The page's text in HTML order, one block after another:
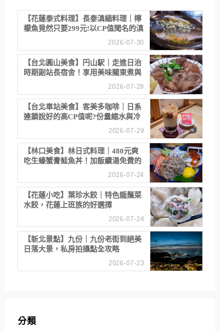
【花蓮泰式料理】長泰滇緬料理｜檸
檬魚竟然只要299元!以CP值聞名的滇
2026-07-30
【台北圓山美食】円山駅｜走進日治
時期副站長宿舍！享用美味關東煮與
2026-07-29
【台北車站美食】客美多咖啡｜日系
連鎖說好的高CP值呢?份量縮水與冷
2026-07-29
【林口美食】林日式料理｜480元爽
吃生蠔蟹膏鮭魚丼！加飯續湯免費的
2026-07-24
【花蓮小吃】葉珍水餃｜特色龍鬚菜
水餃，花蓮上班族的好選擇
2026-07-24
【新北景點】九份｜九份老街到絕美
日落大景，私房拍攝點全攻略
2026-07-23
分類